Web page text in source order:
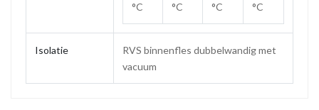
°C
°C
°C
°C
Isolatie
RVS binnenfles dubbelwandig met
vacuum